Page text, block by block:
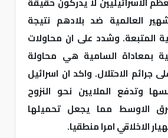
العالمية ضد بلادهم نتيجة
المتبعة. وشدد على ان محاولات
بمعاداة السامية هي محاولة
جرائم الاحتلال. واكد ان اسرائيل
وتدفع الملايين نحو النزوح
الاوسط مما يجعل تحميلها
الاخلاقي امرا منطقيا.